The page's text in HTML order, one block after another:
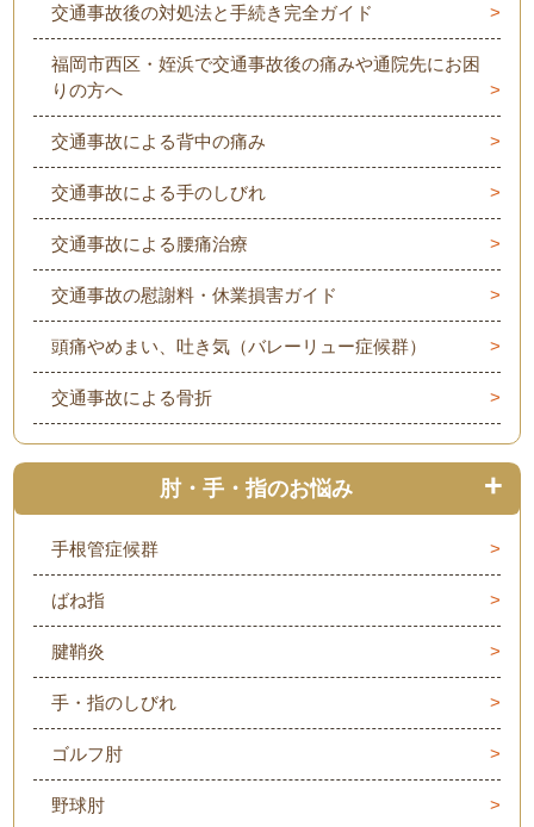
交通事故後の対処法と手続き完全ガイド
福岡市西区・姪浜で交通事故後の痛みや通院先にお困
りの方へ
交通事故による背中の痛み
交通事故による手のしびれ
交通事故による腰痛治療
交通事故の慰謝料・休業損害ガイド
頭痛やめまい、吐き気（バレーリュー症候群）
交通事故による骨折
肘・手・指のお悩み
手根管症候群
ばね指
腱鞘炎
手・指のしびれ
ゴルフ肘
野球肘